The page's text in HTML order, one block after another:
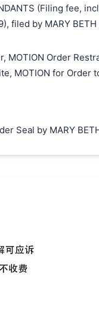
(Filing fee,
filed by MARY BETH
MOTION Order
MOTION for Order
Seal by MARY